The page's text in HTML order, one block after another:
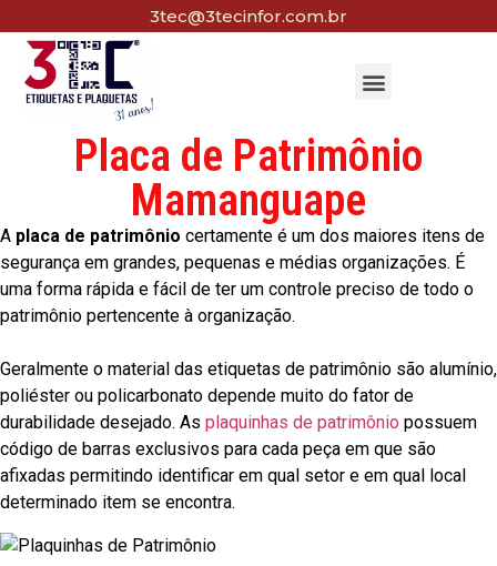
3tec@3tecinfor.com.br
Placa de Patrimônio
Mamanguape
A placa de patrimônio certamente é um dos maiores itens de
segurança em grandes, pequenas e médias organizações. É
uma forma rápida e fácil de ter um controle preciso de todo o
patrimônio pertencente à organização.
Geralmente o material das etiquetas de patrimônio são alumínio,
poliéster ou policarbonato depende muito do fator de
durabilidade desejado. As plaquinhas de patrimônio possuem
código de barras exclusivos para cada peça em que são
afixadas permitindo identificar em qual setor e em qual local
determinado item se encontra.